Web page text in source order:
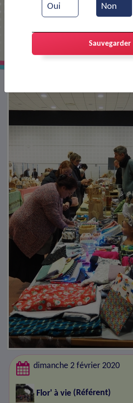
Marché artisanal au
vie
dimanche 2 février 2020
Flor' à vie (Référent)
Oui Non
Sauvegarder